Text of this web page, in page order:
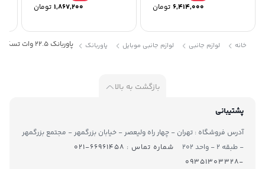
تومان
تومان
خانه لوازم جانبی لوازم جانبی موبایل پاوربانک پاوربانک 22.5 وات تسکو مدل TP 6002 ظرفیت 60000 میلی‌آمپرساعت
بازگشت به بالا
پشتیبانی
آدرس فروشگاه : تهران - چهار راه ولیعصر - خیابان بزرگمهر - مجتمع بزرگمهر
- طبقه ۲ - واحد ۲۰۲
شماره تماس : ۶۶۹۶۱۴۵۸-۰۲۱
-۰۹۳۵۱۳۰۳۳۲۸